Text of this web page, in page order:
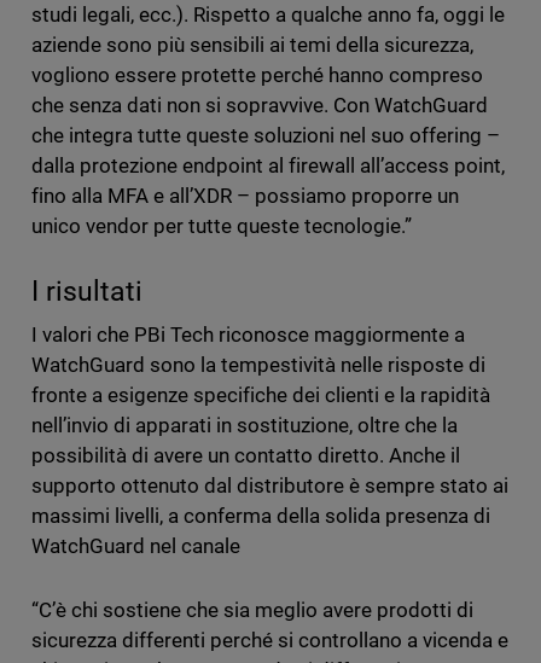
studi legali, ecc.). Rispetto a qualche anno fa, oggi le
aziende sono più sensibili ai temi della sicurezza,
vogliono essere protette perché hanno compreso
che senza dati non si sopravvive. Con WatchGuard
che integra tutte queste soluzioni nel suo offering –
dalla protezione endpoint al firewall all’access point,
fino alla MFA e all’XDR – possiamo proporre un
unico vendor per tutte queste tecnologie.”
I risultati
I valori che PBi Tech riconosce maggiormente a
WatchGuard sono la tempestività nelle risposte di
fronte a esigenze specifiche dei clienti e la rapidità
nell’invio di apparati in sostituzione, oltre che la
possibilità di avere un contatto diretto. Anche il
supporto ottenuto dal distributore è sempre stato ai
massimi livelli, a conferma della solida presenza di
WatchGuard nel canale
“C’è chi sostiene che sia meglio avere prodotti di
sicurezza differenti perché si controllano a vicenda e